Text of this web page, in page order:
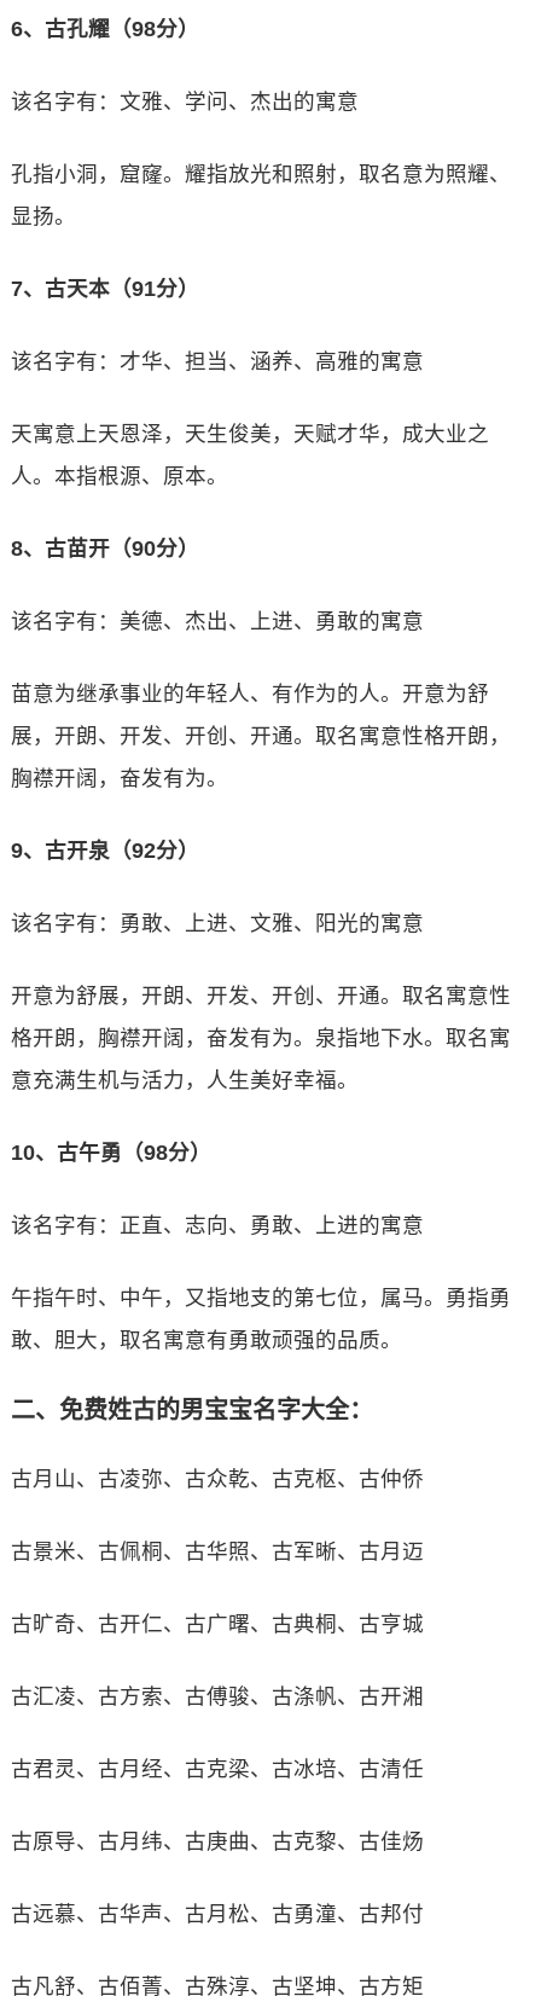
6、古孔耀（98分）
该名字有：文雅、学问、杰出的寓意
孔指小洞，窟窿。耀指放光和照射，取名意为照耀、
显扬。
7、古天本（91分）
该名字有：才华、担当、涵养、高雅的寓意
天寓意上天恩泽，天生俊美，天赋才华，成大业之
人。本指根源、原本。
8、古苗开（90分）
该名字有：美德、杰出、上进、勇敢的寓意
苗意为继承事业的年轻人、有作为的人。开意为舒
展，开朗、开发、开创、开通。取名寓意性格开朗，
胸襟开阔，奋发有为。
9、古开泉（92分）
该名字有：勇敢、上进、文雅、阳光的寓意
开意为舒展，开朗、开发、开创、开通。取名寓意性
格开朗，胸襟开阔，奋发有为。泉指地下水。取名寓
意充满生机与活力，人生美好幸福。
10、古午勇（98分）
该名字有：正直、志向、勇敢、上进的寓意
午指午时、中午，又指地支的第七位，属马。勇指勇
敢、胆大，取名寓意有勇敢顽强的品质。
二、免费姓古的男宝宝名字大全：
古月山、古凌弥、古众乾、古克枢、古仲侨
古景米、古佩桐、古华照、古军晰、古月迈
古旷奇、古开仁、古广曙、古典桐、古亨城
古汇凌、古方索、古傅骏、古涤帆、古开湘
古君灵、古月经、古克梁、古冰培、古清任
古原导、古月纬、古庚曲、古克黎、古佳炀
古远慕、古华声、古月松、古勇潼、古邦付
古凡舒、古佰菁、古殊淳、古坚坤、古方矩